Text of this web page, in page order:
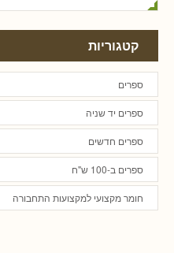
קטגוריות
ספרים
ספרים יד שניה
ספרים חדשים
ספרים ב-100 ש"ח
חומר מקצועי למקצועות התחבורה